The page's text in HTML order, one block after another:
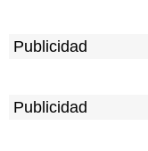
Publicidad
Publicidad